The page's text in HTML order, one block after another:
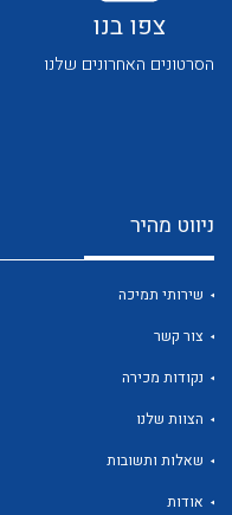
לכל מוצרי היצרן
לכל מוצרי היצרן
צפו בנו
הסרטונים האחרונים שלנו
ניווט מהיר
שירותי תמיכה
צור קשר
נקודות מכירה
הצוות שלנו
שאלות ותשובות
אודות